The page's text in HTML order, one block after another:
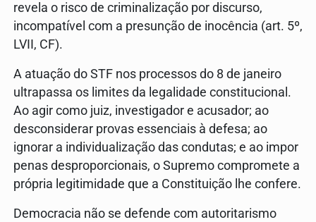
revela o risco de criminalização por discurso,
incompatível com a presunção de inocência (art. 5º,
LVII, CF).
A atuação do STF nos processos do 8 de janeiro
ultrapassa os limites da legalidade constitucional.
Ao agir como juiz, investigador e acusador; ao
desconsiderar provas essenciais à defesa; ao
ignorar a individualização das condutas; e ao impor
penas desproporcionais, o Supremo compromete a
própria legitimidade que a Constituição lhe confere.
Democracia não se defende com autoritarismo